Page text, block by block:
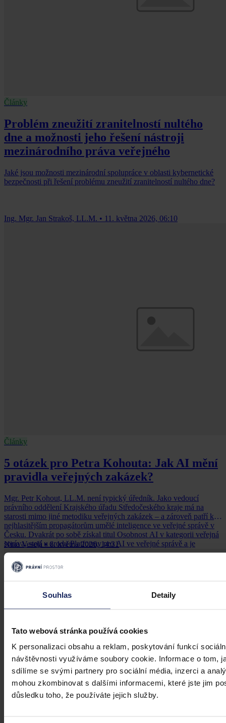
Souhlas Detaily
Tato webová stránka používá cookies
K personalizaci obsahu a reklam, poskytování funkcí
návštěvnosti využíváme soubory cookie. Informace o tom,
sdílíme se svými partnery pro sociální média, inzerci a
mohou zkombinovat s dalšími informacemi, které jste jim
důsledku toho, že používáte jejich služby.
Články
Problém zneužití zranitelností nultého
dne a možnosti jeho řešení nástroji
mezinárodního práva veřejného
Jaké jsou možnosti mezinárodní spolupráce v oblasti kybernetické
bezpečnosti při řešení problému zneužití zranitelností nultého dne?
Ing. Mgr. Jan Strakoš, LL.M. • 11. května 2026, 06:10
Články
5 otázek pro Petra Kohouta: Jak AI mění
pravidla veřejných zakázek?
Mgr. Petr Kohout, LL.M. není typický úředník. Jako vedoucí
právního oddělení Krajského úřadu Středočeského kraje má na
starosti mimo jiné metodiku veřejných zakázek – a zároveň patří k
nejhlasitějším propagátorům umělé inteligence ve veřejné správě v
Česku. Dvakrát po sobě získal titul Osobnost AI v kategorii veřejná
správa, stojí u zrodu Platformy pro AI ve veřejné správě a je
spoluautorem e-booku Nástroje AI ve veřejné správě. Na Kongresu
Právní prostor 2026, který se konal 28.-29. dubna 2026, vystoupil s
příspěvkem „Umělá inteligence ve veřejných zakázkách".
Nina Veselá • 6. května 2026, 14:31